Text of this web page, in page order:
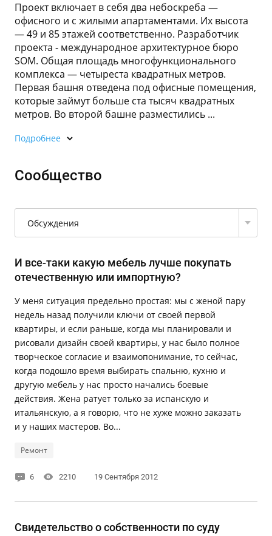
Проект включает в себя два небоскреба —
офисного и с жилыми апартаментами. Их высота
— 49 и 85 этажей соответственно. Разработчик
проекта - международное архитектурное бюро
SOM. Общая площадь многофункционального
комплекса — четыреста квадратных метров.
Первая башня отведена под офисные помещения,
которые займут больше ста тысяч квадратных
метров. Во второй башне разместились ...
Подробнее
Сообщество
Обсуждения
И все-таки какую мебель лучше покупать
отечественную или импортную?
У меня ситуация предельно простая: мы с женой пару
недель назад получили ключи от своей первой
квартиры, и если раньше, когда мы планировали и
рисовали дизайн своей квартиры, у нас было полное
творческое согласие и взаимопонимание, то сейчас,
когда подошло время выбирать спальню, кухню и
другую мебель у нас просто начались боевые
действия. Жена ратует только за испанскую и
итальянскую, а я говорю, что не хуже можно заказать
и у наших мастеров. Во...
Ремонт
6 2210 19 Сентября 2012
Свидетельство о собственности по суду